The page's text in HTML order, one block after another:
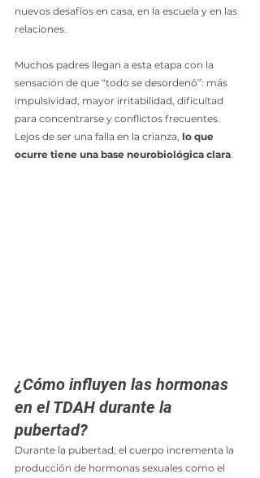
nuevos desafíos en casa, en la escuela y en las
relaciones.
Muchos padres llegan a esta etapa con la
sensación de que “todo se desordenó”: más
impulsividad, mayor irritabilidad, dificultad
para concentrarse y conflictos frecuentes.
Lejos de ser una falla en la crianza, lo que
ocurre tiene una base neurobiológica clara.
¿Cómo influyen las hormonas
en el TDAH durante la
pubertad?
Durante la pubertad, el cuerpo incrementa la
producción de hormonas sexuales como el